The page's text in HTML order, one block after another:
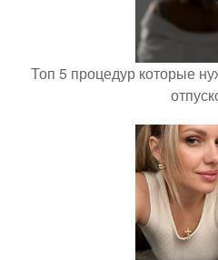
Топ 5 процедур которые